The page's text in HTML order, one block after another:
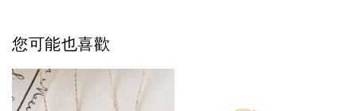
您可能也喜歡